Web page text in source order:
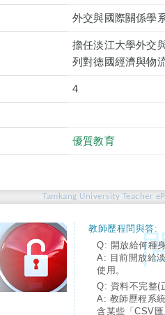
外交與國際關係學
擔任淡江大學外交
列對德國經濟與物
4
優質教育
Tamkang University Teacher
教師歷程問與答:
Q: 開放給何種
A: 目前開放給
使用。
Q: 資料不完整(
A: 教師歷程系
含某些「CSV